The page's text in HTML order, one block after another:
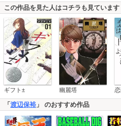
この作品を見た人はコチラも見ています
ギフト± 幽麗塔
「 渡辺保裕 」 のおすすめ作品